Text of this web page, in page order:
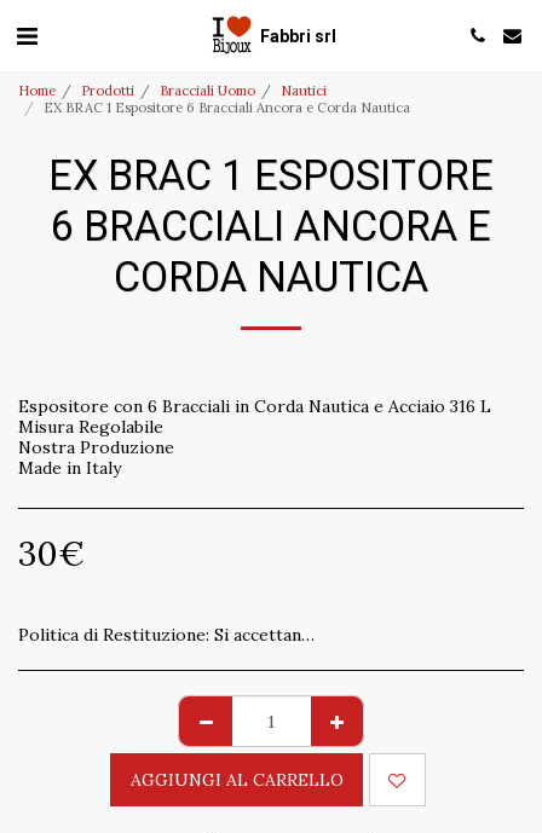
Fabbri srl
Home Prodotti Bracciali Uomo
Nautici
EX BRAC 1 Espositore 6 Bracciali Ancora e Corda Nautica
EX BRAC 1 ESPOSITORE
6 BRACCIALI ANCORA E
CORDA NAUTICA
Espositore con 6 Bracciali in Corda Nautica e Acciaio 316 L
Misura Regolabile
Nostra Produzione
Made in Italy
30€
Politica di Restituzione: Si accettano resi non conformi all&#039;ordine entro 15 gg. Spedizione a carico del Cliente
AGGIUNGI AL CARRELLO